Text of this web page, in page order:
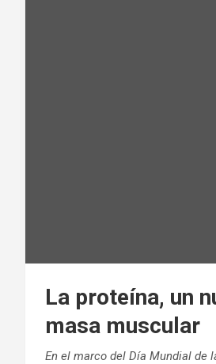
La proteína, un
masa muscular
En el marco del Día Mundial de